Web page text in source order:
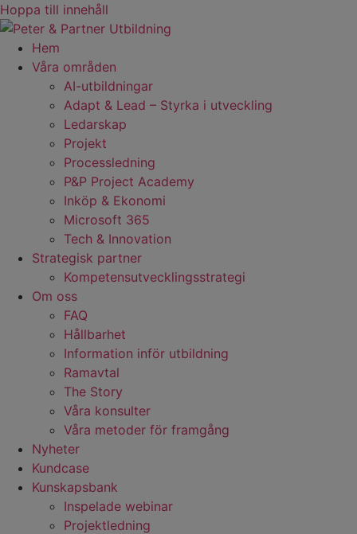
Hoppa till innehåll
Hem
Våra områden
AI-utbildningar
Adapt & Lead – Styrka i utveckling
Ledarskap
Projekt
Processledning
P&P Project Academy
Inköp & Ekonomi
Microsoft 365
Tech & Innovation
Strategisk partner
Kompetensutvecklingsstrategi
Om oss
FAQ
Hållbarhet
Information inför utbildning
Ramavtal
The Story
Våra konsulter
Våra metoder för framgång
Nyheter
Kundcase
Kunskapsbank
Inspelade webinar
Projektledning